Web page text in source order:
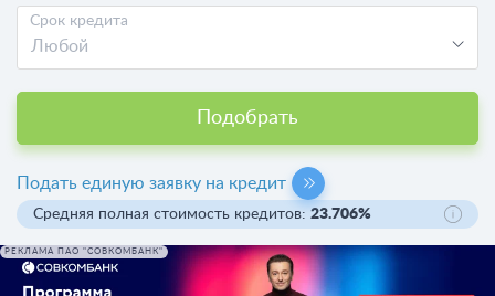
Срок кредита
Любой
Подобрать
Подать единую заявку на кредит
Средняя полная стоимость кредитов: 23.706%
РЕКЛАМА ПАО "СОВКОМБАНК"